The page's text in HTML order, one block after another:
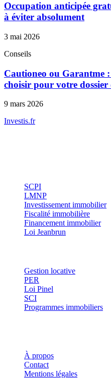
Occupation anticipée
à éviter absolument
3 mai 2026
Conseils
Cautioneo ou Garantme
choisir pour votre dossier
9 mars 2026
Investis.fr
SCPI
LMNP
Investissement immobilier
Fiscalité immobilière
Financement immobilier
Loi Jeanbrun
Gestion locative
PER
Loi Pinel
SCI
Programmes immobiliers
À propos
Contact
Mentions légales